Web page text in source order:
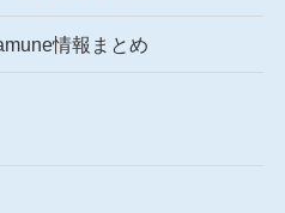
情報まとめ